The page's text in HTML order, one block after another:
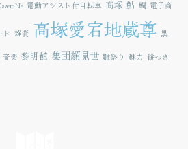
電動アシスト付自転車 高塚 鮎 鯛 電子商
ド 雑貨 高塚愛宕地蔵尊 黒
音楽 黎明館 集団顔見世 雛祭り 魅力 餅つき